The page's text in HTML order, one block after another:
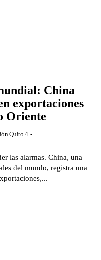
China
exportaciones
Oriente
Quito 4 -
las alarmas. China, una
del mundo, registra una